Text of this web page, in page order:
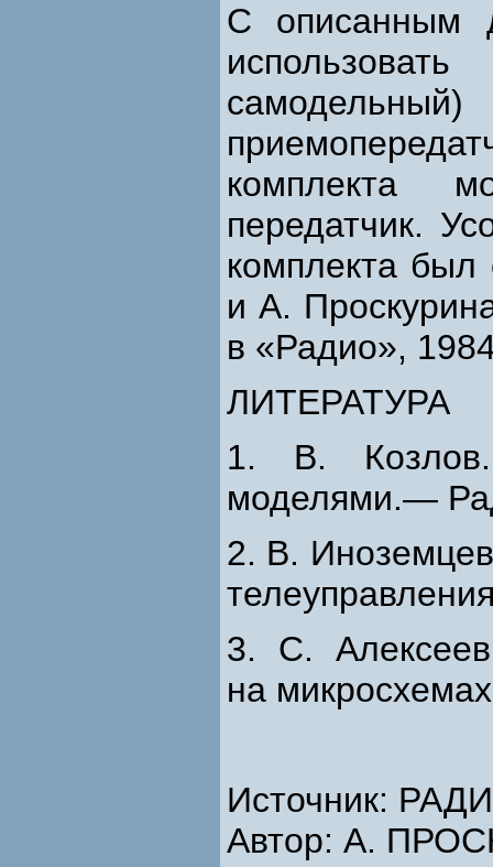
С описанным
комплекта
передатчик.
комплекта был
и А.
в «Радио»,
ЛИТЕРАТУРА
1. В. Козлов.
моделями.—
2. В.
3. С.
на
Источник:
Автор: А.